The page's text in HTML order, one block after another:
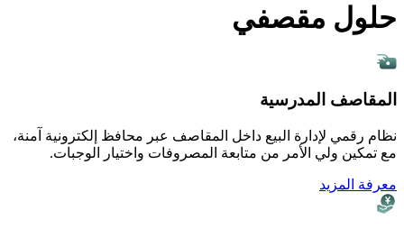
حلول مقصفي
المقاصف المدرسية
نظام رقمي لإدارة البيع داخل المقاصف عبر محافظ إلكترونية آمنة،
مع تمكين ولي الأمر من متابعة المصروفات واختيار الوجبات.
معرفة المزيد